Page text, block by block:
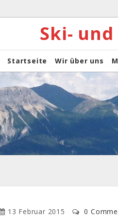
Ski-
Startseite Wir über uns
13 Februar 2015 0